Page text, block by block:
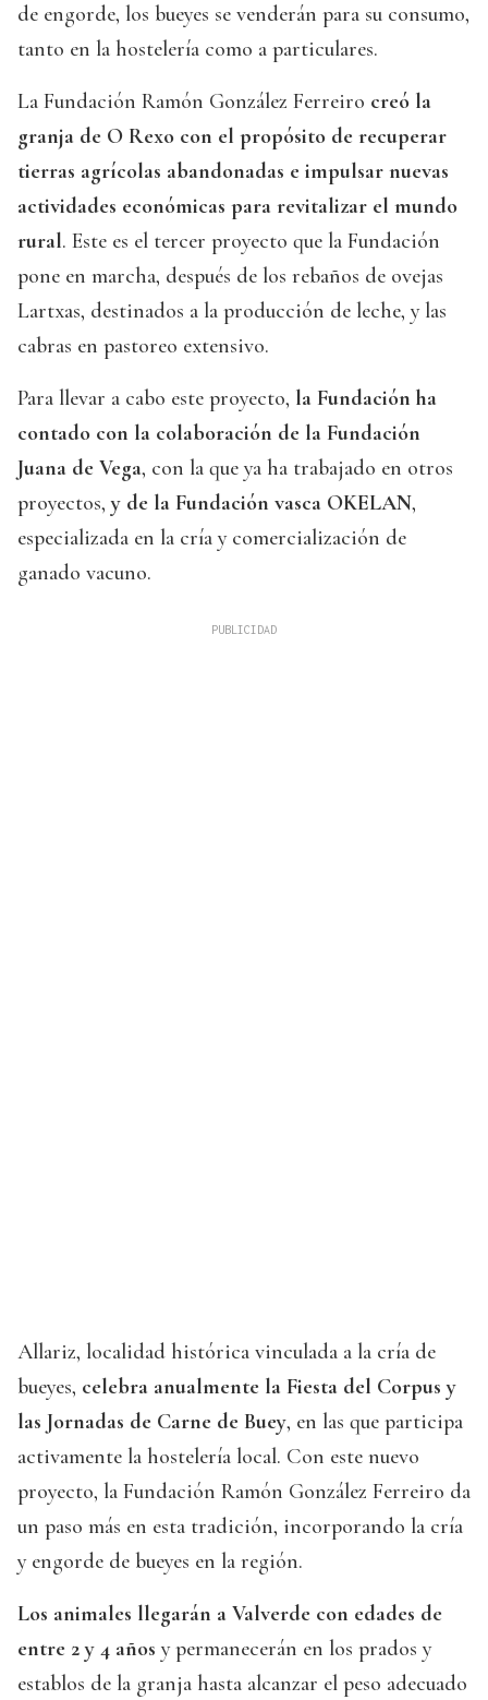
de engorde, los bueyes se venderán para su consumo,
tanto en la hostelería como a particulares.
La Fundación Ramón González Ferreiro creó la
granja de O Rexo con el propósito de recuperar
tierras agrícolas abandonadas e impulsar nuevas
actividades económicas para revitalizar el mundo
rural. Este es el tercer proyecto que la Fundación
pone en marcha, después de los rebaños de ovejas
Lartxas, destinados a la producción de leche, y las
cabras en pastoreo extensivo.
Para llevar a cabo este proyecto, la Fundación ha
contado con la colaboración de la Fundación
Juana de Vega, con la que ya ha trabajado en otros
proyectos,y de la Fundación vasca OKELAN,
especializada en la cría y comercialización de
ganado vacuno.
Allariz, localidad histórica vinculada a la cría de
bueyes, celebra anualmente la Fiesta del Corpus y
las Jornadas de Carne de Buey, en las que participa
activamente la hostelería local. Con este nuevo
proyecto, la Fundación Ramón González Ferreiro da
un paso más en esta tradición, incorporando la cría
y engorde de bueyes en la región.
Los animales llegarán a Valverde con edades de
entre 2 y 4 años y permanecerán en los prados y
establos de la granja hasta alcanzar el peso adecuado